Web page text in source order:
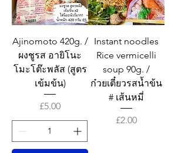
Ajinomoto 420g. /
ผงชูรส อายิโนะ
โมะโต๊ะพลัส (สูตร
เข้มข้น)
ราคา
£5.00
Instant noodles
Rice vermicelli
soup 90g. /
ก๋วยเตี๋ยวรสน้ำข้น
# เส้นหมี่
ราคา
£2.00